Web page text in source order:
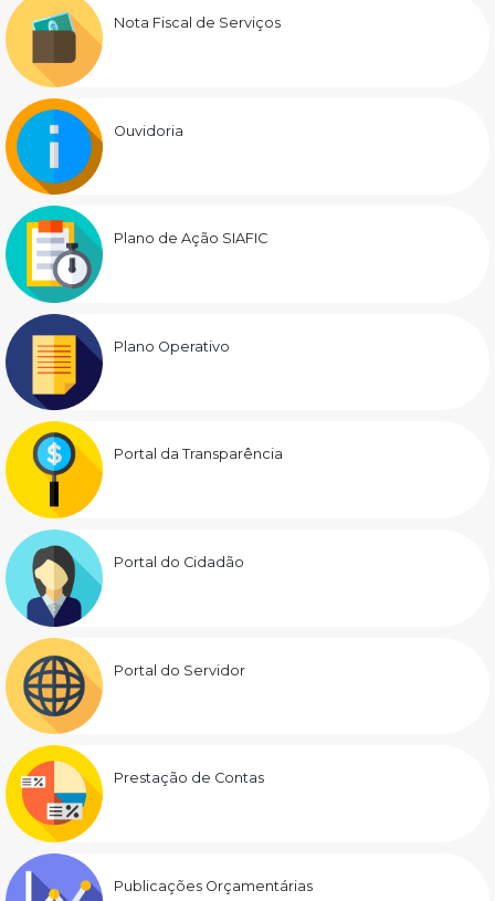
Nota Fiscal de Serviços
Ouvidoria
Plano de Ação SIAFIC
Plano Operativo
Portal da Transparência
Portal do Cidadão
Portal do Servidor
Prestação de Contas
Publicações Orçamentárias